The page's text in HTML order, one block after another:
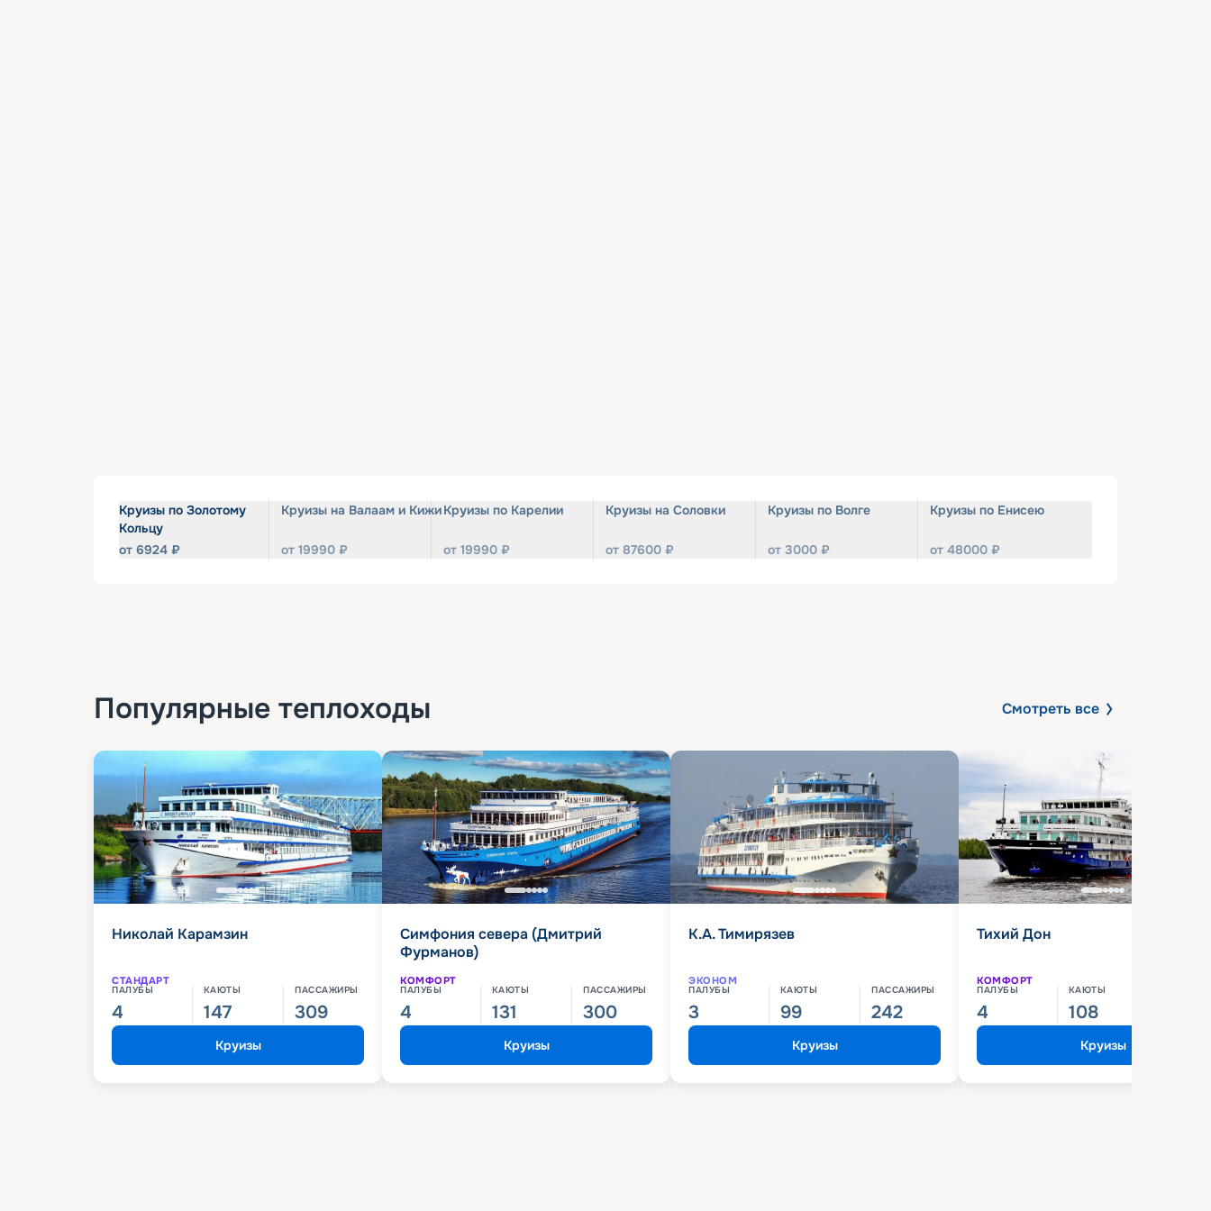
Круизы по Золотому
Кольцу
от 6924 ₽
Круизы на Валаам и Кижи
от 19990 ₽
Круизы по Карелии
от 19990 ₽
Круизы на Соловки
от 87600 ₽
Круизы по Волге
от 3000 ₽
Круизы по Енисею
от 48000 ₽
Популярные теплоходы Смотреть все
Николай Карамзин
СТАНДАРТ
ПАЛУБЫ
4
КАЮТЫ
147
ПАССАЖИРЫ
309
Круизы
Симфония севера (Дмитрий
Фурманов)
КОМФОРТ
ПАЛУБЫ
4
КАЮТЫ
131
ПАССАЖИРЫ
300
Круизы
К.А. Тимирязев
ЭКОНОМ
ПАЛУБЫ
3
КАЮТЫ
99
ПАССАЖИРЫ
242
Круизы
Тихий Дон
КОМФОРТ
ПАЛУБЫ
4
КАЮТЫ
108
Круизы